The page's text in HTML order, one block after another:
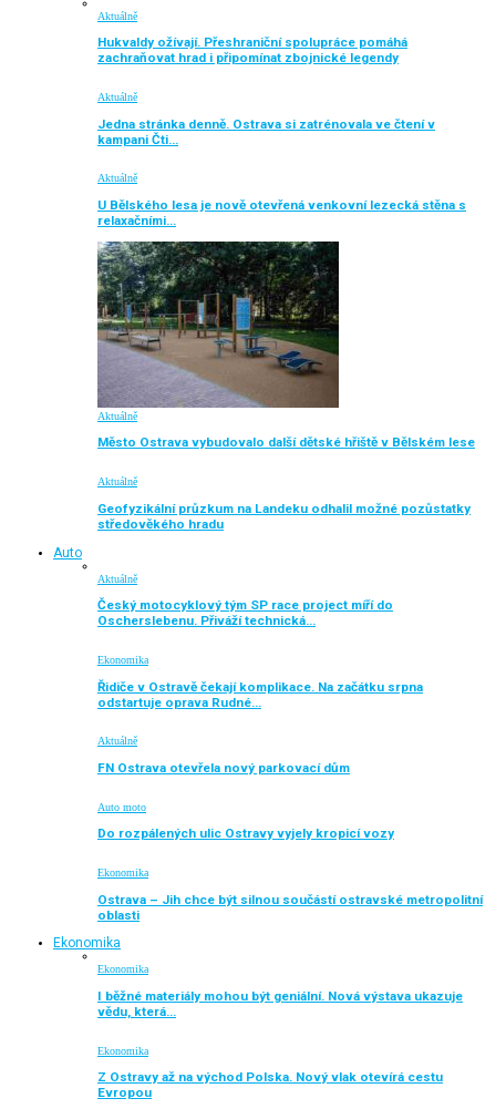
Aktuálně
Hukvaldy ožívají. Přeshraniční spolupráce pomáhá
zachraňovat hrad i připomínat zbojnické legendy
Aktuálně
Jedna stránka denně. Ostrava si zatrénovala ve čtení v
kampani Čti…
Aktuálně
U Bělského lesa je nově otevřená venkovní lezecká stěna s
relaxačními…
Aktuálně
Město Ostrava vybudovalo další dětské hřiště v Bělském lese
Aktuálně
Geofyzikální průzkum na Landeku odhalil možné pozůstatky
středověkého hradu
Auto
Aktuálně
Český motocyklový tým SP race project míří do
Oscherslebenu. Přiváží technická…
Ekonomika
Řidiče v Ostravě čekají komplikace. Na začátku srpna
odstartuje oprava Rudné…
Aktuálně
FN Ostrava otevřela nový parkovací dům
Auto moto
Do rozpálených ulic Ostravy vyjely kropicí vozy
Ekonomika
Ostrava – Jih chce být silnou součástí ostravské metropolitní
oblasti
Ekonomika
Ekonomika
I běžné materiály mohou být geniální. Nová výstava ukazuje
vědu, která…
Ekonomika
Z Ostravy až na východ Polska. Nový vlak otevírá cestu
Evropou